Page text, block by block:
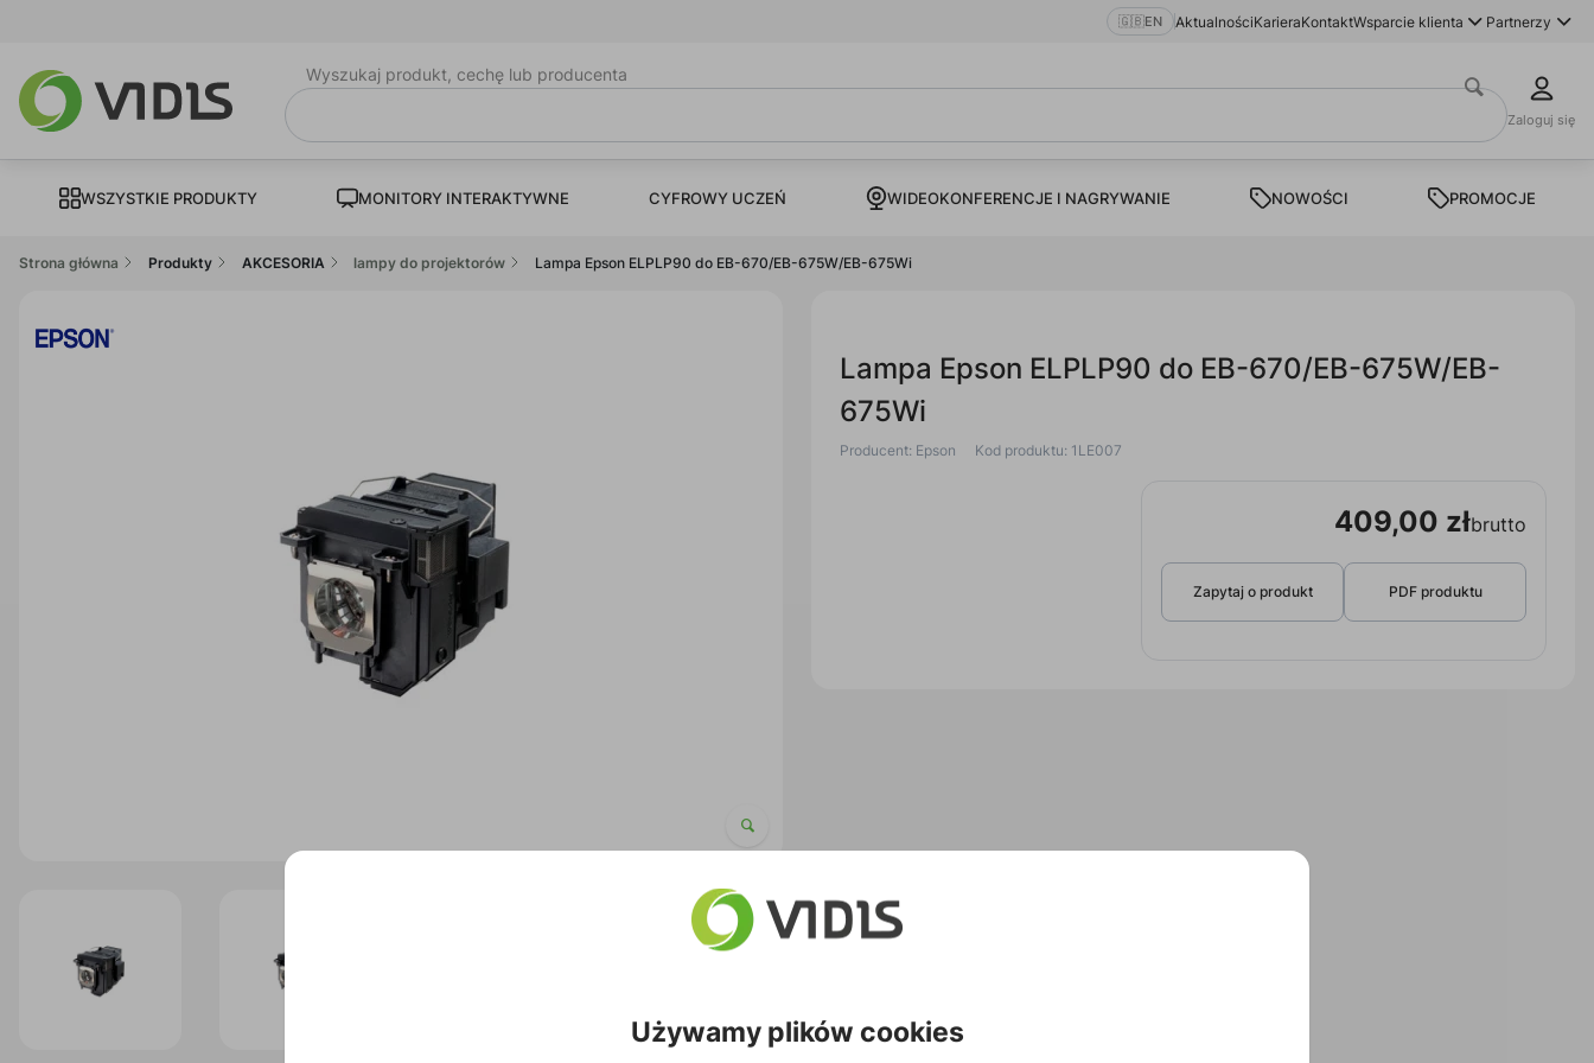
🇬🇧EN AktualnościKarieraKontaktWsparcie klienta Partnerzy
Wyszukaj produkt, cechę lub producenta
Zaloguj się
WSZYSTKIE PRODUKTY MONITORY INTERAKTYWNE CYFROWY UCZEŃ WIDEOKONFERENCJE I NAGRYWANIE NOWOŚCI PROMOCJE
Strona główna Produkty AKCESORIA lampy do projektorów Lampa Epson ELPLP90 do EB-670/EB-675W/EB-675Wi
Lampa Epson ELPLP90 do EB-670/EB-675W/EB-
675Wi
Producent: Epson Kod produktu: 1LE007
409,00 złbrutto
Zapytaj o produkt PDF produktu
Używamy plików cookies